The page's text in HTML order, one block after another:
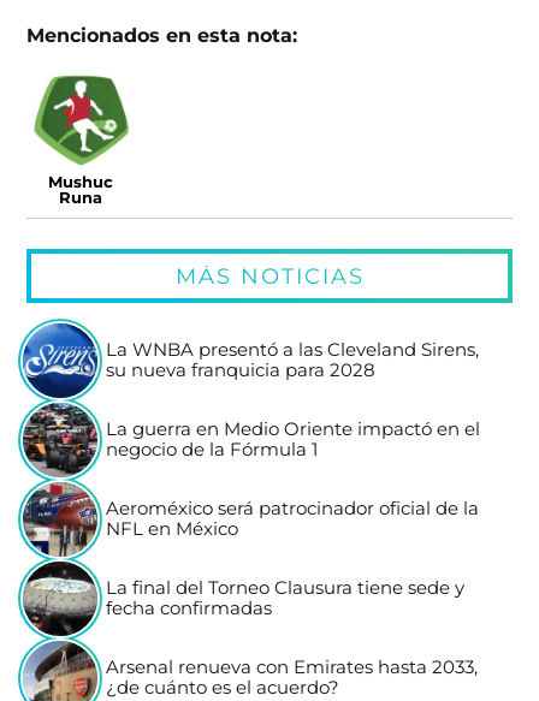
Mencionados en esta nota:
Mushuc
Runa
MÁS NOTICIAS
La WNBA presentó a las Cleveland Sirens,
su nueva franquicia para 2028
La guerra en Medio Oriente impactó en el
negocio de la Fórmula 1
Aeroméxico será patrocinador oficial de la
NFL en México
La final del Torneo Clausura tiene sede y
fecha confirmadas
Arsenal renueva con Emirates hasta 2033,
¿de cuánto es el acuerdo?